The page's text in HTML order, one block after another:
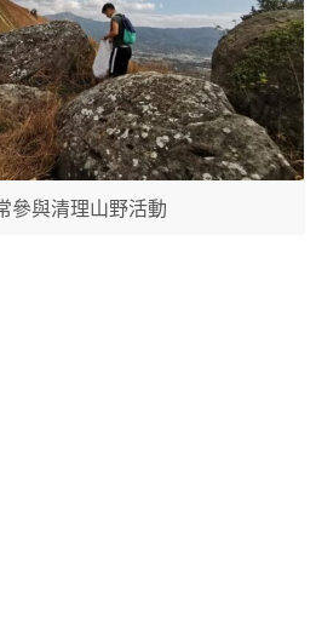
參與清理山野活動